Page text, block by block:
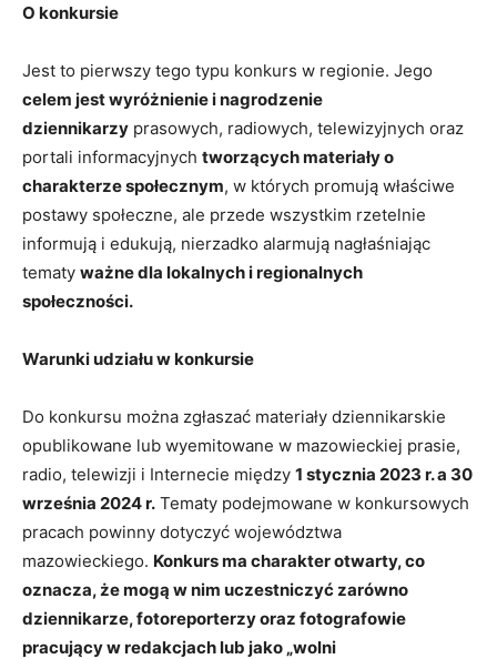
O konkursie
Jest to pierwszy tego typu konkurs w regionie. Jego
celem jest wyróżnienie i nagrodzenie
dziennikarzy prasowych, radiowych, telewizyjnych oraz
portali informacyjnych tworzących materiały o
charakterze społecznym, w których promują właściwe
postawy społeczne, ale przede wszystkim rzetelnie
informują i edukują, nierzadko alarmują nagłaśniając
tematy ważne dla lokalnych i regionalnych
społeczności.
Warunki udziału w konkursie
Do konkursu można zgłaszać materiały dziennikarskie
opublikowane lub wyemitowane w mazowieckiej prasie,
radio, telewizji i Internecie między 1 stycznia 2023 r. a 30
września 2024 r. Tematy podejmowane w konkursowych
pracach powinny dotyczyć województwa
mazowieckiego. Konkurs ma charakter otwarty, co
oznacza, że mogą w nim uczestniczyć zarówno
dziennikarze, fotoreporterzy oraz fotografowie
pracujący w redakcjach lub jako „wolni